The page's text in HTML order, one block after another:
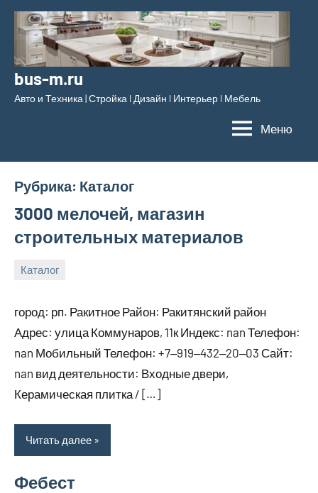
Перейти
содержимому
bus-m.ru
Авто и Техника | Стройка l Дизайн l Интерьер l Мебель
Меню
Рубрика: Каталог
3000 мелочей, магазин
строительных материалов
Каталог
2024
город: рп. Ракитное Район: Ракитянский район
Адрес: улица Коммунаров, 11к Индекс: nan Телефон:
nan Мобильный Телефон: +7‒919‒432‒20‒03 Сайт:
nan вид деятельности: Входные двери,
Керамическая плитка / […]
Читать далее
Фебест